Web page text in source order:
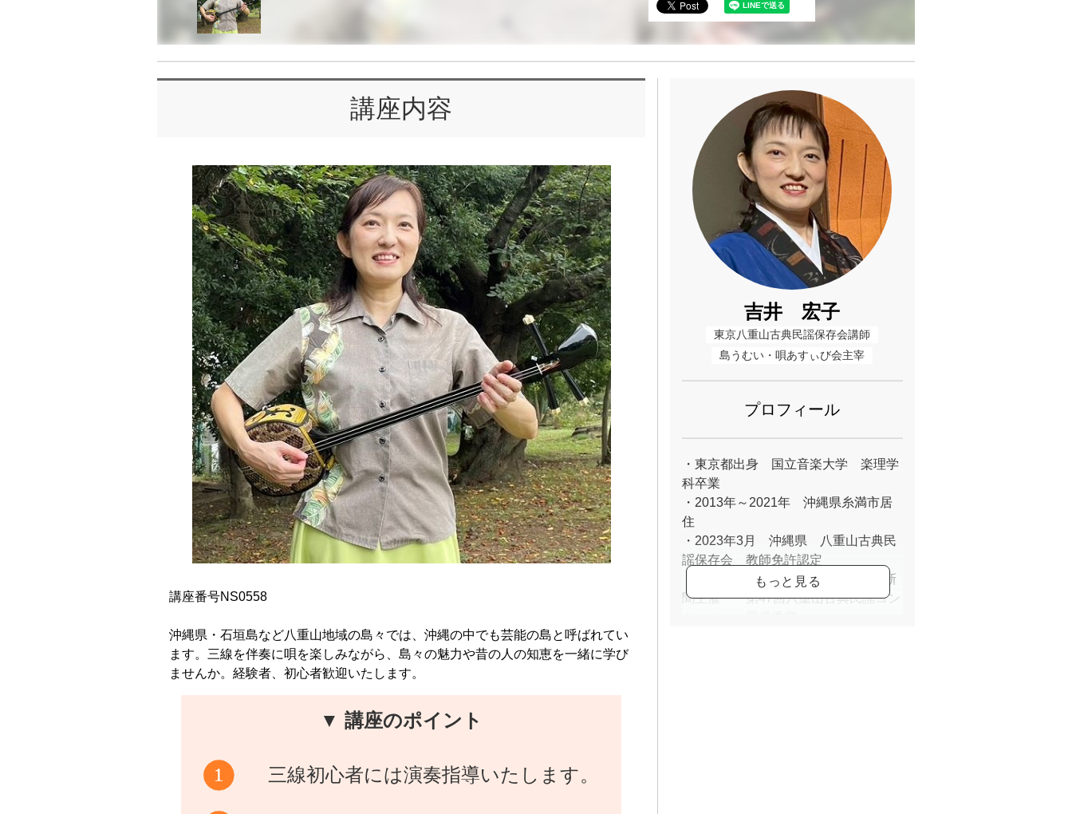
講座内容
講座番号NS0558
沖縄県・石垣島など八重山地域の島々では、沖縄の中でも芸能の島と呼ばれてい
ます。三線を伴奏に唄を楽しみながら、島々の魅力や昔の人の知恵を一緒に学び
ませんか。経験者、初心者歓迎いたします。
▼ 講座のポイント
三線初心者には演奏指導いたします。
吉井 宏子
東京八重山古典民謡保存会講師
島うむい・唄あすぃび会主宰
プロフィール
・東京都出身 国立音楽大学 楽理学
科卒業
・2013年～2021年 沖縄県糸満市居
住
・2023年3月 沖縄県 八重山古典民
謡保存会 教師免許認定
・2023年6月 沖縄県 八重山毎日新
聞主催 「第47回八重山古典民謡コン